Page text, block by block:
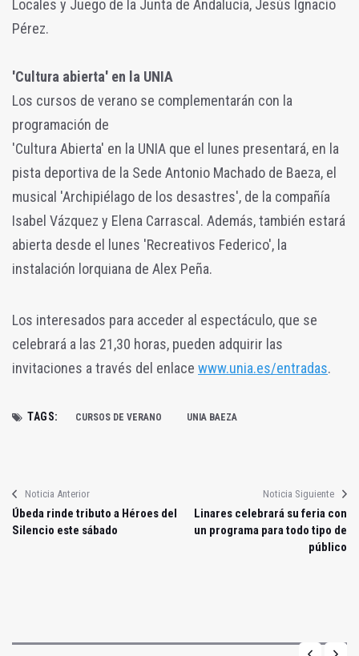
Locales y Juego de la Junta de Andalucía, Jesús Ignacio
Pérez.
'Cultura abierta' en la UNIA
Los cursos de verano se complementarán con la
programación de
'Cultura Abierta' en la UNIA que el lunes presentará, en la
pista deportiva de la Sede Antonio Machado de Baeza, el
musical 'Archipiélago de los desastres', de la compañía
Isabel Vázquez y Elena Carrascal. Además, también estará
abierta desde el lunes 'Recreativos Federico', la
instalación lorquiana de Alex Peña.
Los interesados para acceder al espectáculo, que se
celebrará a las 21,30 horas, pueden adquirir las
invitaciones a través del enlace www.unia.es/entradas.
TAGS: CURSOS DE VERANO UNIA BAEZA
Noticia Anterior
Úbeda rinde tributo a Héroes del
Silencio este sábado
Noticia Siguiente
Linares celebrará su feria con
un programa para todo tipo de
público